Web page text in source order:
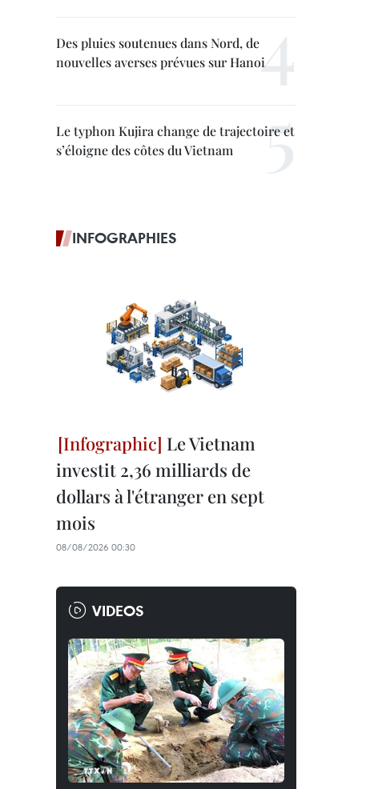
Des pluies soutenues dans Nord, de
nouvelles averses prévues sur Hanoi
Le typhon Kujira change de trajectoire et
s’éloigne des côtes du Vietnam
INFOGRAPHIES
Le Vietnam
investit 2,36 milliards de
dollars à l'étranger en sept
mois
08/08/2026 00:30
VIDEOS